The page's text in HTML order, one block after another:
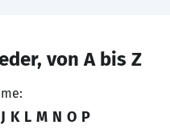
von A bis Z
J K L M N O P